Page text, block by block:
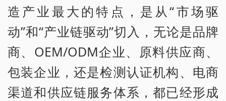
造产业最大的特点，是从“市场驱
动”和“产业链驱动”切入，无论是品牌
商、OEM/ODM企业、原料供应商、
包装企业，还是检测认证机构、电商
渠道和供应链服务体系，都已经形成